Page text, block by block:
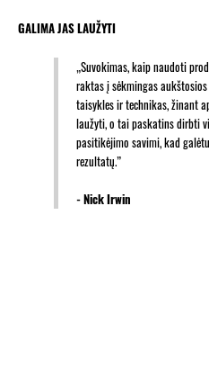
GALIMA JAS LAUŽYTI
„Suvokimas, kaip naudoti
raktas į sėkmingas
taisykles ir technikas, žinant
laužyti, o tai paskatins dirbti
pasitikėjimo savimi, kad
rezultatų.”
- Nick Irwin